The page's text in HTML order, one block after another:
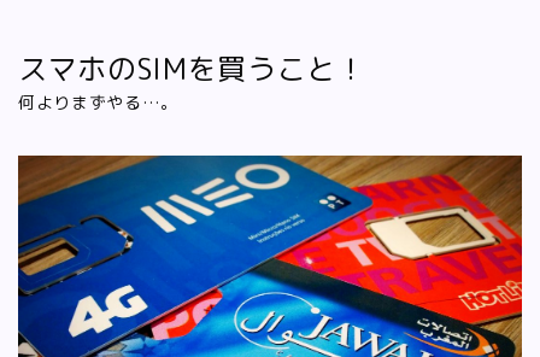
スマホのSIMを買うこと！
何よりまずやる…。